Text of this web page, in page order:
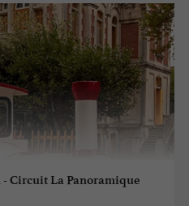
Circuit La Panoramique